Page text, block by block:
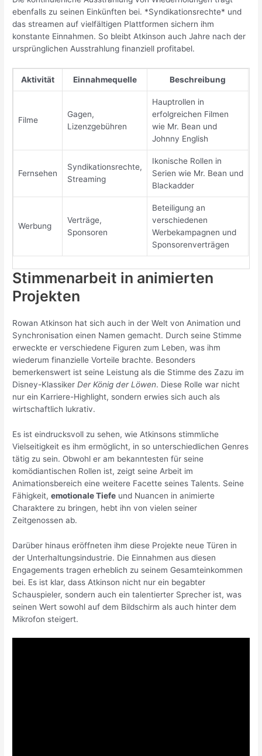
ebenfalls zu seinen Einkünften bei. *Syndikationsrechte* und
das streamen auf vielfältigen Plattformen sichern ihm
konstante Einnahmen. So bleibt Atkinson auch Jahre nach der
ursprünglichen Ausstrahlung finanziell profitabel.
Aktivität Einnahmequelle Beschreibung
Filme
Gagen,
Lizenzgebühren
Hauptrollen in
erfolgreichen Filmen
wie Mr. Bean und
Johnny English
Fernsehen
Syndikationsrechte,
Streaming
Ikonische Rollen in
Serien wie Mr. Bean und
Blackadder
Werbung
Verträge,
Sponsoren
Beteiligung an
verschiedenen
Werbekampagnen und
Sponsorenverträgen
Stimmenarbeit in animierten
Projekten
Rowan Atkinson hat sich auch in der Welt von Animation und
Synchronisation einen Namen gemacht. Durch seine Stimme
erweckte er verschiedene Figuren zum Leben, was ihm
wiederum finanzielle Vorteile brachte. Besonders
bemerkenswert ist seine Leistung als die Stimme des Zazu im
Disney-KlassikerDer König der Löwen. Diese Rolle war nicht
nur ein Karriere-Highlight, sondern erwies sich auch als
wirtschaftlich lukrativ.
Es ist eindrucksvoll zu sehen, wie Atkinsons stimmliche
Vielseitigkeit es ihm ermöglicht, in so unterschiedlichen Genres
tätig zu sein. Obwohl er am bekanntesten für seine
komödiantischen Rollen ist, zeigt seine Arbeit im
Animationsbereich eine weitere Facette seines Talents. Seine
Fähigkeit,emotionale Tiefe und Nuancen in animierte
Charaktere zu bringen, hebt ihn von vielen seiner
Zeitgenossen ab.
Darüber hinaus eröffneten ihm diese Projekte neue Türen in
der Unterhaltungsindustrie. Die Einnahmen aus diesen
Engagements tragen erheblich zu seinem Gesamteinkommen
bei. Es ist klar, dass Atkinson nicht nur ein begabter
Schauspieler, sondern auch ein talentierter Sprecher ist, was
seinen Wert sowohl auf dem Bildschirm als auch hinter dem
Mikrofon steigert.